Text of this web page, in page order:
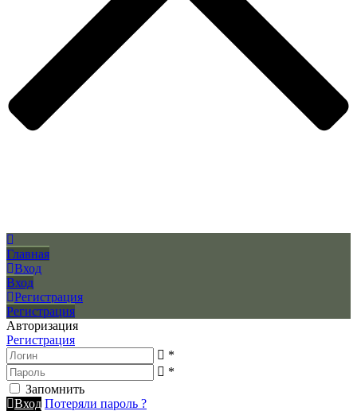
Главная
Вход
Вход
Регистрация
Регистрация
Авторизация
Регистрация
*
*
Запомнить
Вход Потеряли пароль ?